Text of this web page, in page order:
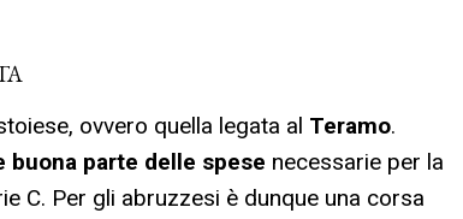
ovvero quella legata al Teramo.
parte delle spese necessarie per la
C. Per gli abruzzesi è dunque una corsa